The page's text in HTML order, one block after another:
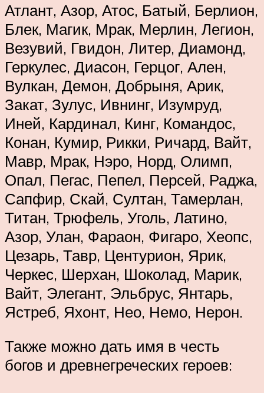
Атлант, Азор, Атос, Батый, Берлион,
Блек, Магик, Мрак, Мерлин, Легион,
Везувий, Гвидон, Литер, Диамонд,
Геркулес, Диасон, Герцог, Ален,
Вулкан, Демон, Добрыня, Арик,
Закат, Зулус, Ивнинг, Изумруд,
Иней, Кардинал, Кинг, Командос,
Конан, Кумир, Рикки, Ричард, Вайт,
Мавр, Мрак, Нэро, Норд, Олимп,
Опал, Пегас, Пепел, Персей, Раджа,
Сапфир, Скай, Султан, Тамерлан,
Титан, Трюфель, Уголь, Латино,
Азор, Улан, Фараон, Фигаро, Хеопс,
Цезарь, Тавр, Центурион, Ярик,
Черкес, Шерхан, Шоколад, Марик,
Вайт, Элегант, Эльбрус, Янтарь,
Ястреб, Яхонт, Нео, Немо, Нерон.
Также можно дать имя в честь
богов и древнегреческих героев: